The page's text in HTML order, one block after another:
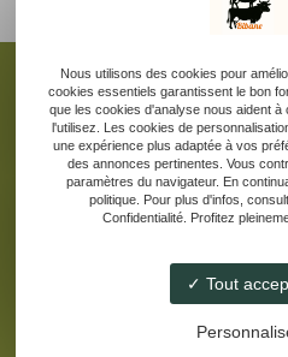
La ferme
Elevage d’âne
Nous utilisons des cookies pour
cookies essentiels garantissent le bon
que les cookies d'analyse nous aident
l'utilisez. Les cookies de
une expérience plus adaptée à vos
des annonces pertinentes. Vous
paramètres du navigateur. En
politique. Pour plus d'infos,
Confidentialité. Profitez
Tout